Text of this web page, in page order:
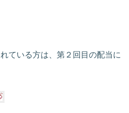
ている方は、第２回目の配当に